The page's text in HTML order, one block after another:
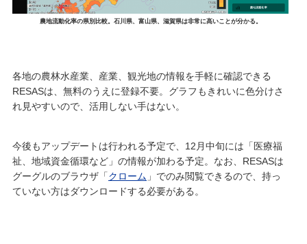
農地流動化率の県別比較。石川県、富山県、滋賀県は非常に高いことが分かる。
各地の農林水産業、産業、観光地の情報を手軽に確認できる
RESASは、無料のうえに登録不要。グラフもきれいに色分けさ
れ見やすいので、活用しない手はない。
今後もアップデートは行われる予定で、12月中旬には「医療福
祉、地域資金循環など」の情報が加わる予定。なお、RESASは
グーグルのブラウザ「クローム 」でのみ閲覧できるので、持っ
ていない方はダウンロードする必要がある。